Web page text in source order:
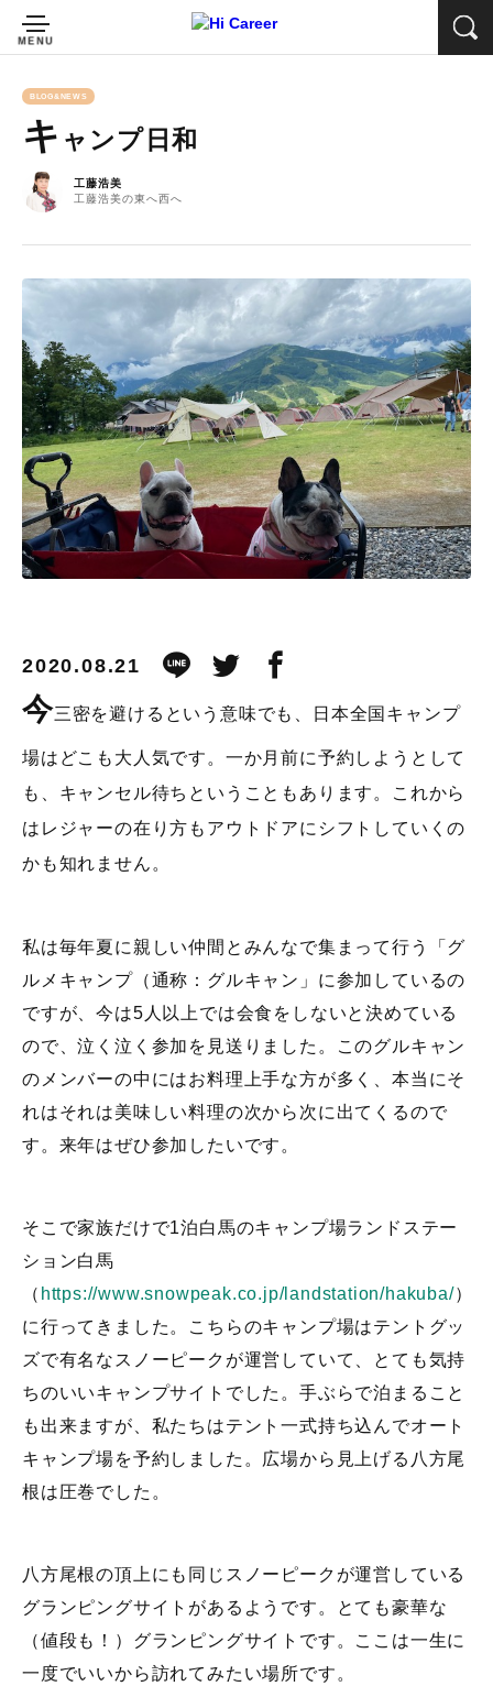
BLOG&NEWS
キ ャンプ日和
工藤浩美
工藤浩美の東へ西へ
2020.08.21
今三密を避けるという意味でも、日本全国キャンプ
場はどこも大人気です。一か月前に予約しようとして
も、キャンセル待ちということもあります。これから
はレジャーの在り方もアウトドアにシフトしていくの
かも知れません。
私は毎年夏に親しい仲間とみんなで集まって行う「グ
ルメキャンプ（通称：グルキャン」に参加しているの
ですが、今は5人以上では会食をしないと決めている
ので、泣く泣く参加を見送りました。このグルキャン
のメンバーの中にはお料理上手な方が多く、本当にそ
れはそれは美味しい料理の次から次に出てくるので
す。来年はぜひ参加したいです。
そこで家族だけで1泊白馬のキャンプ場ランドステー
ション白馬
（ https://www.snowpeak.co.jp/landstation/hakuba/）
に行ってきました。こちらのキャンプ場はテントグッ
ズで有名なスノーピークが運営していて、とても気持
ちのいいキャンプサイトでした。手ぶらで泊まること
も出来ますが、私たちはテント一式持ち込んでオート
キャンプ場を予約しました。広場から見上げる八方尾
根は圧巻でした。
八方尾根の頂上にも同じスノーピークが運営している
グランピングサイトがあるようです。とても豪華な
（値段も！）グランピングサイトです。ここは一生に
一度でいいから訪れてみたい場所です。